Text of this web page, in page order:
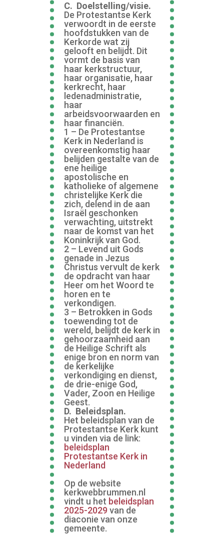
C. Doelstelling/visie.
De Protestantse Kerk
verwoordt in de eerste
hoofdstukken van de
Kerkorde wat zij
gelooft en belijdt. Dit
vormt de basis van
haar kerkstructuur,
haar organisatie, haar
kerkrecht, haar
ledenadministratie,
haar
arbeidsvoorwaarden en
haar financiën.
1 – De Protestantse
Kerk in Nederland is
overeenkomstig haar
belijden gestalte van de
ene heilige
apostolische en
katholieke of algemene
christelijke Kerk die
zich, delend in de aan
Israël geschonken
verwachting, uitstrekt
naar de komst van het
Koninkrijk van God.
2 – Levend uit Gods
genade in Jezus
Christus vervult de kerk
de opdracht van haar
Heer om het Woord te
horen en te
verkondigen.
3 – Betrokken in Gods
toewending tot de
wereld, belijdt de kerk in
gehoorzaamheid aan
de Heilige Schrift als
enige bron en norm van
de kerkelijke
verkondiging en dienst,
de drie-enige God,
Vader, Zoon en Heilige
Geest.
D. Beleidsplan.
Het beleidsplan van de
Protestantse Kerk kunt
u vinden via de link:
beleidsplan
Protestantse Kerk in
Nederland
Op de website
kerkwebbrummen.nl
vindt u het beleidsplan
2025-2029 van de
diaconie van onze
gemeente.